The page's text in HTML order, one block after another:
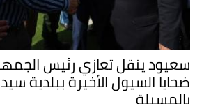
سعيود ينقل تعازي رئيس
ضحايا السيول الأخيرة ببلدية